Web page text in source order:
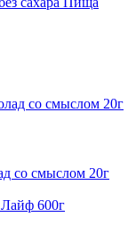
со смыслом 20г